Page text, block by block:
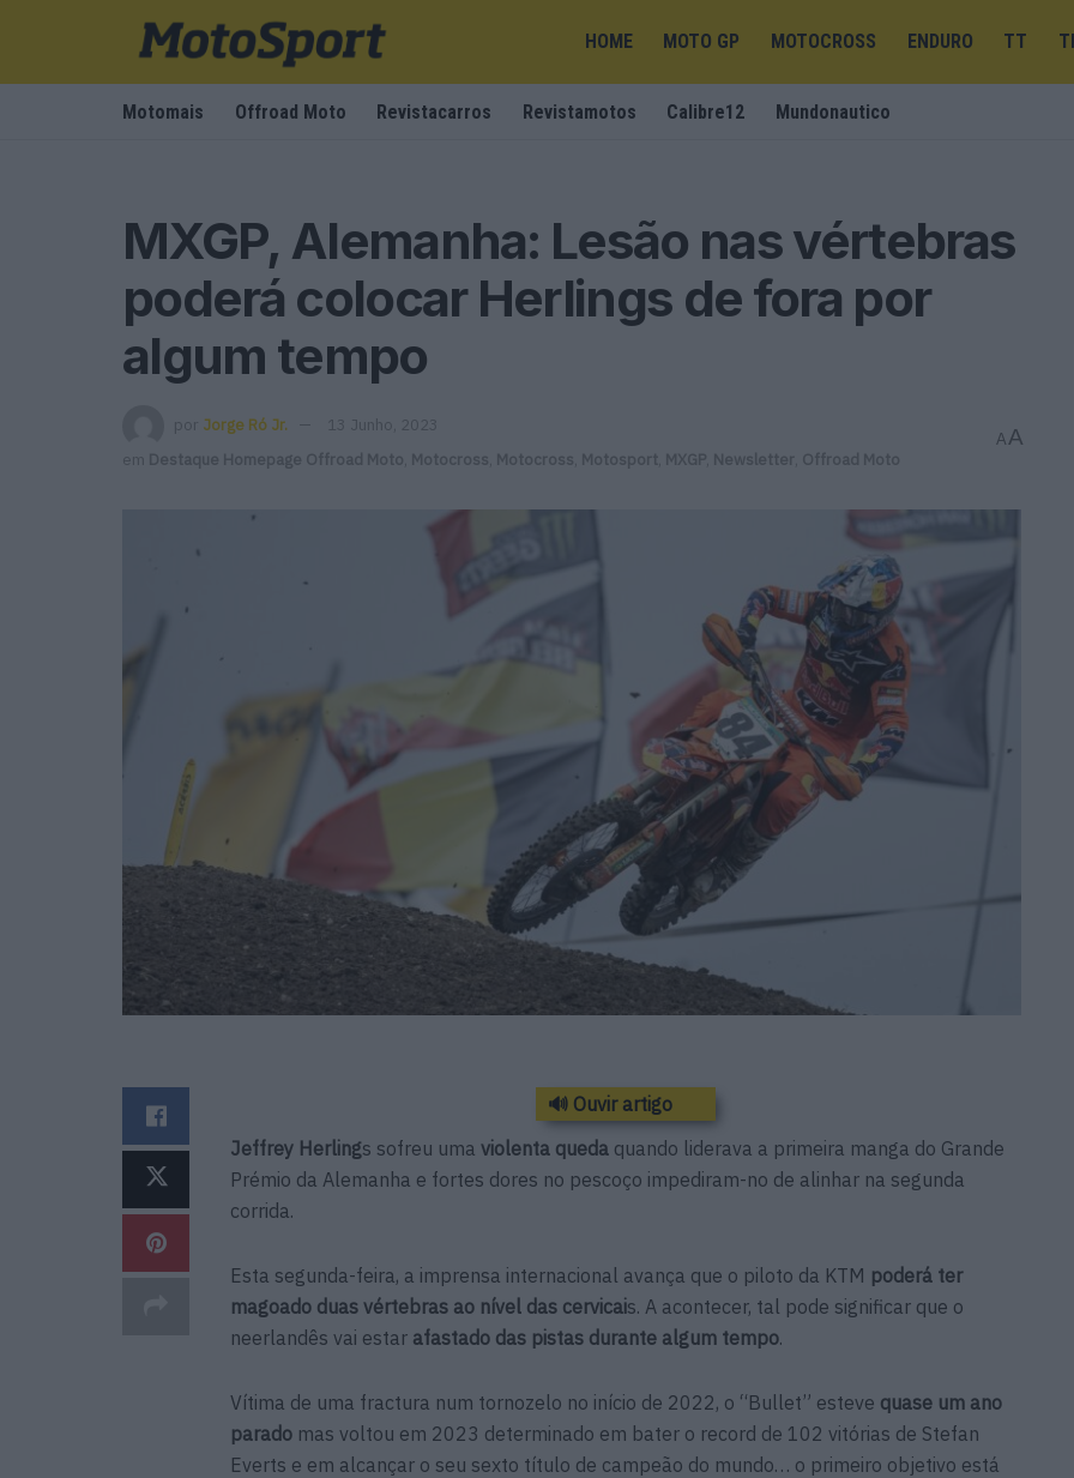
HOME MOTO GP MOTOCROSS ENDURO TT
Motomais Offroad Moto Revistacarros Revistamotos Calibre12 Mundonautico
MXGP, Alemanha: Lesão nas vértebras
poderá colocar Herlings de fora por
algum tempo
por Jorge Ró Jr.
13 Junho, 2023
em
Destaque Homepage Offroad Moto Motocross Motocross Motosport MXGP Newsletter Offroad Moto
AA
🔊 Ouvir artigo
Jeffrey Herlings sofreu uma violenta queda quando liderava a primeira manga do Grande
Prémio da Alemanha e fortes dores no pescoço impediram-no de alinhar na segunda
corrida.
Esta segunda-feira, a imprensa internacional avança que o piloto da KTM poderá ter
magoado duas vértebras ao nível das cervicais. A acontecer, tal pode significar que o
neerlandês vai estar afastado das pistas durante algum tempo.
Vítima de uma fractura num tornozelo no início de 2022, o “Bullet” esteve quase um ano
parado mas voltou em 2023 determinado em bater o record de 102 vitórias de Stefan
Everts e em alcançar o seu sexto título de campeão do mundo… o primeiro objetivo está